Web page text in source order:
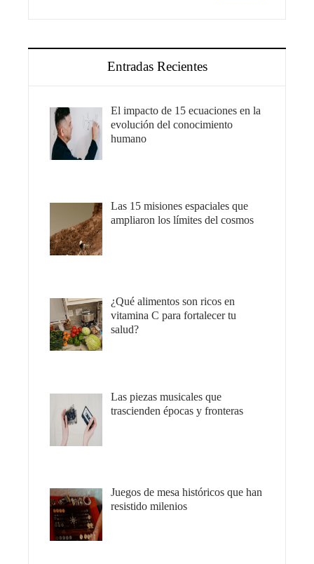
Entradas Recientes
El impacto de 15 ecuaciones en la
evolución del conocimiento
humano
Las 15 misiones espaciales que
ampliaron los límites del cosmos
¿Qué alimentos son ricos en
vitamina C para fortalecer tu
salud?
Las piezas musicales que
trascienden épocas y fronteras
Juegos de mesa históricos que han
resistido milenios